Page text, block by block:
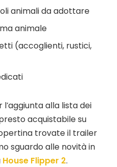
animali da adottare
animale
(accoglienti, rustici,
l’aggiunta alla lista dei
acquistabile su
trovate il trailer
sguardo alle novità in
House Flipper 2.